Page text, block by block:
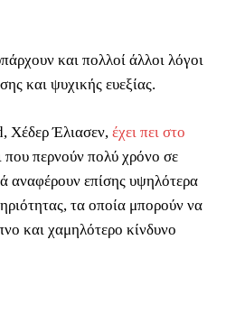
και πολλοί άλλοι λόγοι
και ψυχικής ευεξίας.
Χέδερ Έλιασεν, έχει πει στο
που περνούν πολύ χρόνο σε
αναφέρουν επίσης υψηλότερα
τα οποία μπορούν να
και χαμηλότερο κίνδυνο